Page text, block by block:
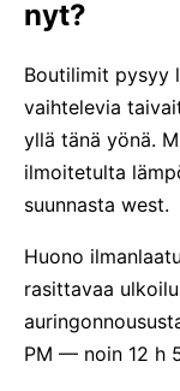
nyt?
Boutilimit pysyy
vaihtelevia
yllä tänä yönä.
ilmoitetulta
suunnasta west.
Huono
rasittavaa
PM — noin 12 h